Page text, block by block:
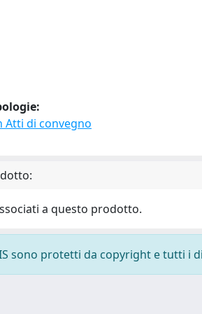
Atti di convegno
a questo prodotto.
sono protetti da copyright e tutti i